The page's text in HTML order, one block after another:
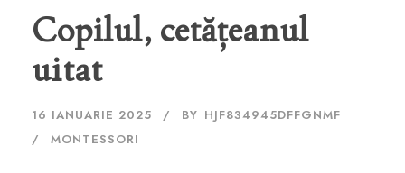
Copilul, cetățeanul
uitat
16 IANUARIE 2025 BY HJF834945DFFGNMF
MONTESSORI